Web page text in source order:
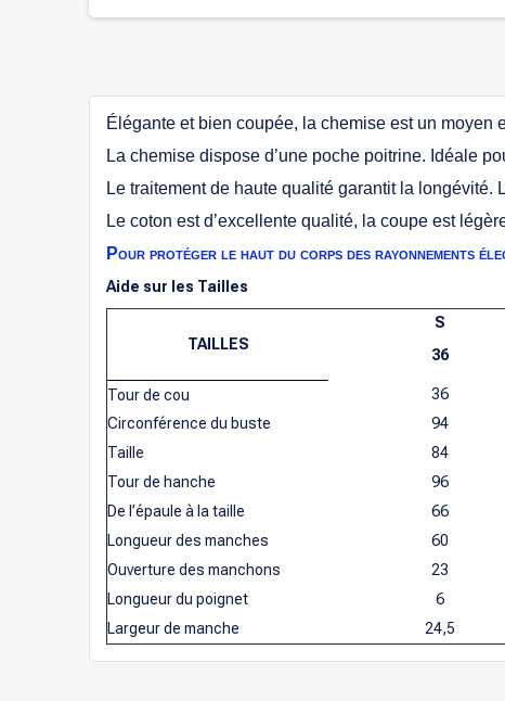
Élégante et bien coupée, la chemise est un moyen
La chemise dispose d’une poche poitrine. Idéale
Le traitement de haute qualité garantit la longévité.
Le coton est d’excellente qualité, la coupe est
Pour protéger le haut du corps des rayonnements
Aide sur les Tailles
TAILLES
S
36
Tour de cou 36
Circonférence du buste
94
Taille
84
Tour de hanche
96
De l’épaule à la taille
66
Longueur des manches
60
Ouverture des manchons
23
Longueur du poignet
6
Largeur de manche
24,5